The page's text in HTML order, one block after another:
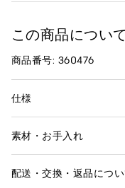
この商品について
商品番号: 360476
仕様
素材・お手入れ
配送・交換・返品につ